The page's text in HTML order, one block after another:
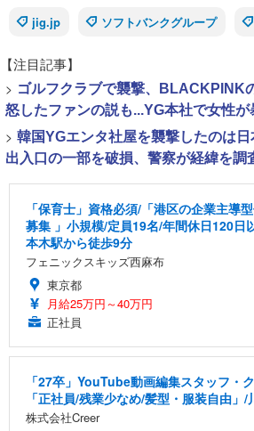
jig.jp
ソフトバンクグループ
【注目記事】
> ゴルフクラブで襲撃、BLACKPINK
怒したファンの説も...YG本社で女性が
> 韓国YGエンタ社屋を襲撃したのは
出入口の一部を破損、警察が経緯を調
「保育士」資格必須/「港区の企業主導
募集 」小規模/定員19名/年間休日120日
本木駅から徒歩9分
フェニックスキッズ西麻布
東京都
月給25万円～40万円
正社員
「27卒」YouTube動画編集スタッフ・
「正社員/残業少なめ/髪型・服装自由」/
株式会社Creer